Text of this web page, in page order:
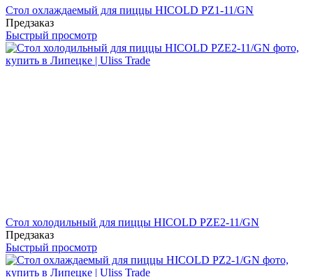
Стол охлаждаемый для пиццы HICOLD PZ1-11/GN
Предзаказ
Быстрый просмотр
Стол холодильный для пиццы HICOLD PZE2-11/GN
Предзаказ
Быстрый просмотр